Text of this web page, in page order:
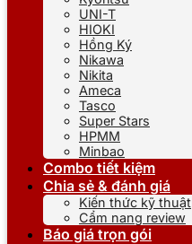
UNI-T
HIOKI
Hồng Ký
Nikawa
Nikita
Ameca
Tasco
Super Stars
HPMM
Minbao
Combo tiết kiệm
Chia sẻ & đánh giá
Kiến thức kỹ thuật
Cẩm nang review
Báo giá trọn gói